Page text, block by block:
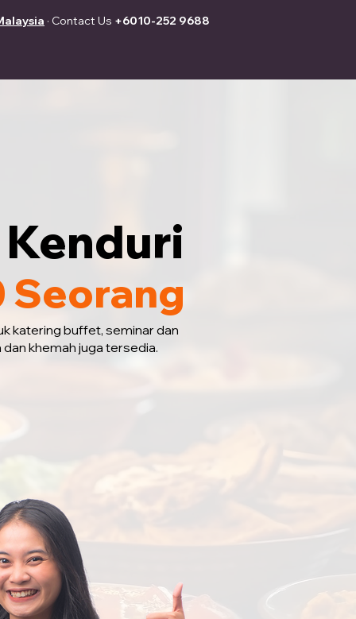
Seorang
katering buffet, seminar dan
khemah juga tersedia.
· Contact Us +6010-252 9688